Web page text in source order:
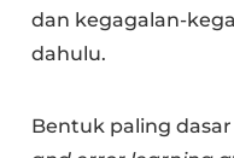
dan kegagalan-
dahulu.
Bentuk paling